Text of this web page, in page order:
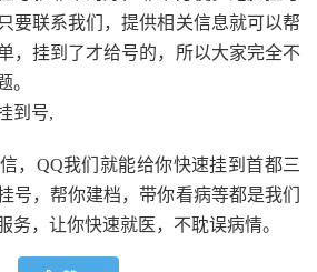
要联系我们，提供相关信息就可以帮
，挂到了才给号的，所以大家完全不
。
到号,
，QQ我们就能给你快速挂到首都三
号，帮你建档，带你看病等都是我们
务，让你快速就医，不耽误病情。